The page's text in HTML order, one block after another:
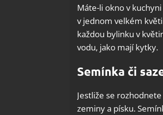
Máte-li okno v
v jednom velkém
každou bylinku v
vodu, jako mají kytky.
Semínka či
Jestliže se
zeminy a písku.